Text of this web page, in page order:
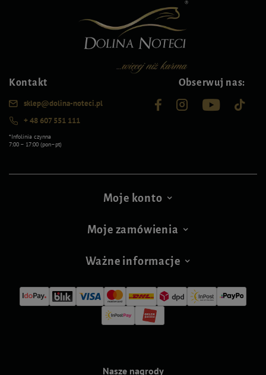
Kontakt
sklep@dolina-noteci.pl
+ 48 607 551 111
*Infolinia czynna
7:00 – 17:00 (pon–pt)
Obserwuj nas:
Moje konto
Moje zamówienia
Ważne informacje
Nasze nagrody